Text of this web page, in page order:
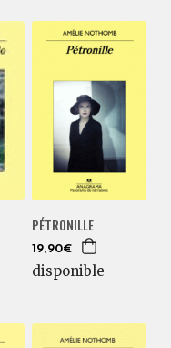
PÉTRONILLE
19,90€
disponible